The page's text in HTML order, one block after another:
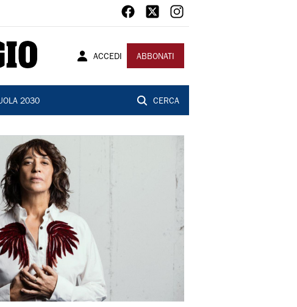
ACCEDI ABBONATI
2030 CERCA